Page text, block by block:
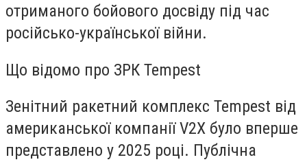
отриманого бойового досвіду під час
російсько-української війни.
Що відомо про ЗРК Tempest
Зенітний ракетний комплекс Tempest від
американської компанії V2X було вперше
представлено у 2025 році. Публічна